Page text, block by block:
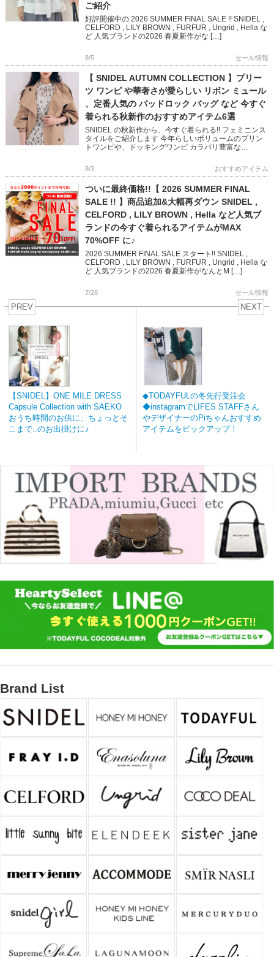
ご紹介
好評開催中の 2026 SUMMER FINAL SALE !! SNIDEL ,
CELFORD , LILY BROWN , FURFUR , Ungrid , Hella な
ど 人気ブランドの2026 春夏新作がな […]
8/5 セール情報
【 SNIDEL AUTUMN COLLECTION 】プリー
ツ ワンピ や華奢さが愛らしい リボン ミュール
、定番人気の パッドロック バッグ など 今すぐ
着られる秋新作のおすすめアイテム6選
SNIDEL の秋新作から、今すぐ着られる!! フェミニンス
タイルをご紹介します 今年らしいボリュームのプリン
トワンピや、ドッキングワンピ カラバリ豊富な
フェミニン […]
8/3 おすすめアイテム
ついに最終価格!!【 2026 SUMMER FINAL
SALE !! 】商品追加&大幅再ダウン SNIDEL ,
CELFORD , LILY BROWN , Hella など人気ブ
ランドの今すぐ着られるアイテムがMAX
70%OFF に♪
2026 SUMMER FINAL SALE スタート!! SNIDEL ,
CELFORD , LILY BROWN , FURFUR , Ungrid , Hella な
ど 人気ブランドの2026 春夏新作がなんとM […]
7/28 セール情報
PREV
【SNIDEL】ONE MILE DRESS
Capsule Collection with SAEKO
おうち時間のお供に、ちょっとそ
こまで..のお出掛けに♪
NEXT
◆TODAYFULの冬先行受注会
◆instagramでLIFES STAFFさん
やデザイナーのPiちゃんおすすめ
アイテムをピックアップ！
Brand List